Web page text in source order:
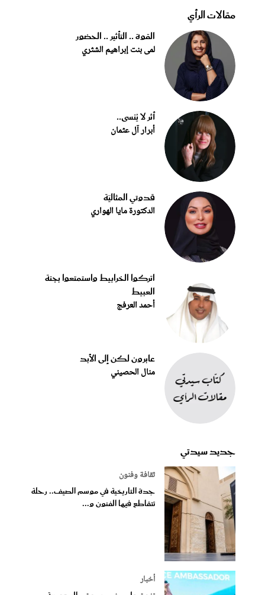
مقالات الرأي
القوة .. التأثير .. الحضور
لمى بنت إبراهيم الشثري
أثر لا يُنسى..
أبرار آل عثمان
قدوتي المثاليّة
الدكتورة مايا الهواري
اتركوا الخرابيط واستمتعوا بجنة
العبيط
أحمد العرفج
عابرون لكن إلى الأبد
منال الحصيني
جديد سيدتي
ثقافة وفنون
جدة التاريخية في موسم الصيف.. رحلة
تتقاطع فيها الفنون و...
أخبار